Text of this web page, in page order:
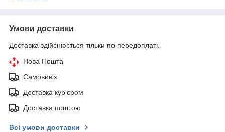
Умови доставки
Доставка здійснюється тільки по передоплаті.
Нова Пошта
Самовивіз
Доставка кур'єром
Доставка поштою
Всі умови доставки